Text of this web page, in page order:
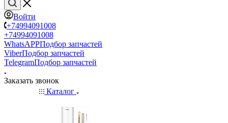
Войти
+74994091008
+74994091008
WhatsAPPПодбор запчастей
ViberПодбор запчастей
TelegramПодбор запчастей
Заказать звонок
Каталог